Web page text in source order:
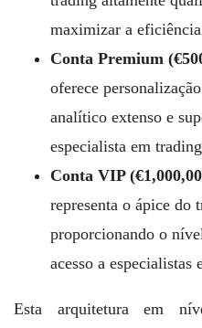
maximizar a
Conta Premium
oferece
analítico extenso e
especialista em
Conta VIP
representa o ápice do
proporcionando o
acesso a
Esta arquitetura em